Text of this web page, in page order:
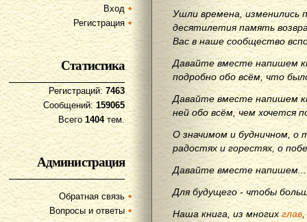
Вход
Регистрация
Статистика
Регистраций: 7463
Сообщений:159065
Всего 1404тем.
Администрация
Обратная связь
Вопросы и ответы
Ушли времена, изменились
десятилетия память
Вас в наше сообщество
Давайте вместе напишем
подробно обо всём, что
Давайте вместе напишем
ней обо всём, чем хочется
О значимом и будничном, о
радостях и горестях, о
Давайте вместе напишем...
Для будущего - чтобы
Наша книга, из многихглав